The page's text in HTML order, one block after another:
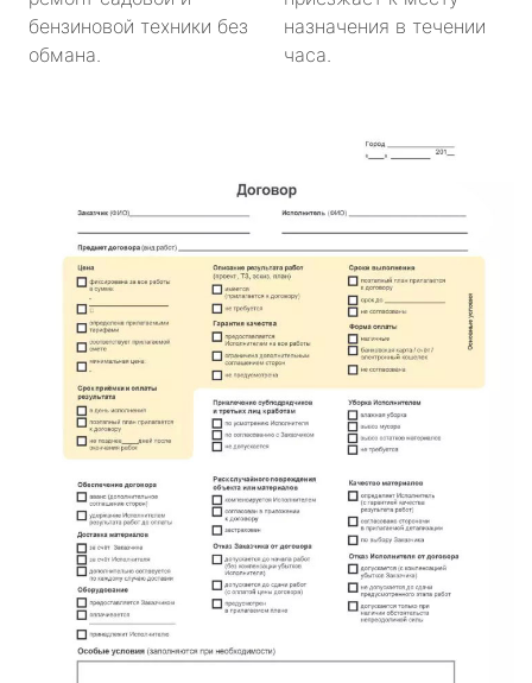
бензиновой техники без
обмана.
назначения в течении
часа.